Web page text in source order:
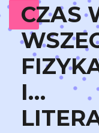
CZAS
I…